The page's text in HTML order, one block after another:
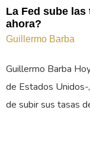
La Fed sube
ahora?
Guillermo Barba
Guillermo Barba
de Estados
de subir sus tasas